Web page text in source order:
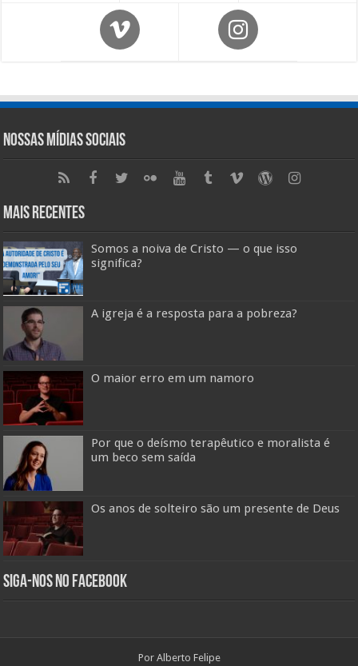
Nossas Mídias Sociais
Mais Recentes
Somos a noiva de Cristo — o que isso
significa?
A igreja é a resposta para a pobreza?
O maior erro em um namoro
Por que o deísmo terapêutico e moralista é
um beco sem saída
Os anos de solteiro são um presente de Deus
Siga-nos no Facebook
Por Alberto Felipe